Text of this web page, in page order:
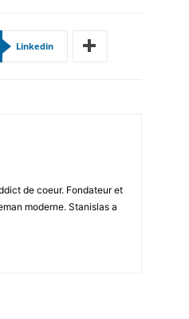
Linkedin
de coeur. Fondateur et
moderne. Stanislas a